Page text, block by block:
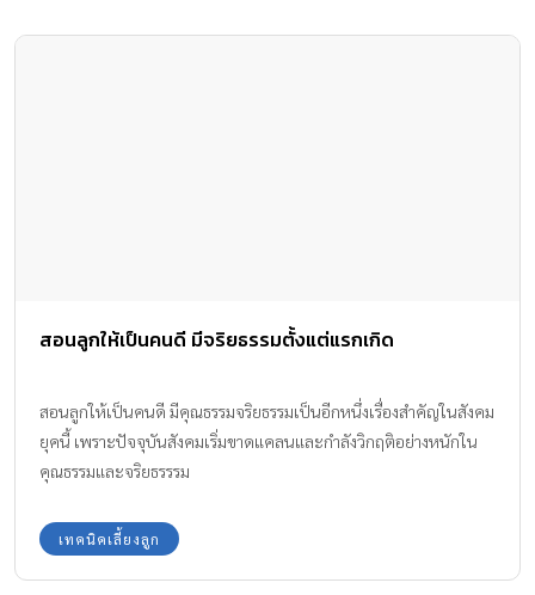
สอนลูกให้เป็นคนดี มีจริยธรรมตั้งแต่แรกเกิด
สอนลูกให้เป็นคนดี มีคุณธรรมจริยธรรมเป็นอีกหนึ่งเรื่องสำคัญในสังคม
ยุคนี้ เพราะปัจจุบันสังคมเริ่มขาดแคลนและกำลังวิกฤติอย่างหนักใน
คุณธรรมและจริยธรรรม
เทคนิคเลี้ยงลูก